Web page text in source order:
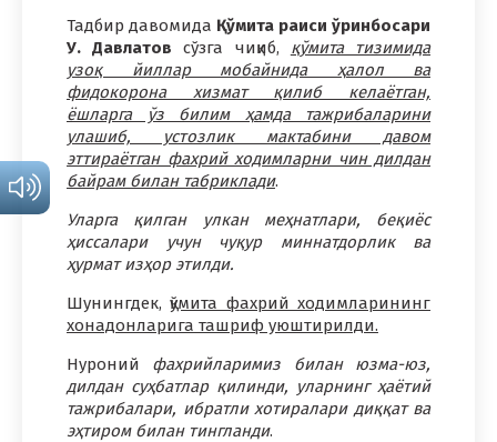
Тадбир давомида Қўмита раиси ўринбосари
У. Давлатов сўзга чиқиб, қўмита тизимида
узоқ йиллар мобайнида ҳалол ва
фидокорона хизмат қилиб келаётган,
ёшларга ўз билим ҳамда тажрибаларини
улашиб, устозлик мактабини давом
эттираётган фахрий ходимларни чин дилдан
байрам билан табриклади.
Уларга қилган улкан меҳнатлари, беқиёс
ҳиссалари учун чуқур миннатдорлик ва
ҳурмат изҳор этилди.
Шунингдек,қўмита фахрий ходимларининг
хонадонларига ташриф уюштирилди.
Нуроний фахрийларимиз билан юзма-юз,
дилдан суҳбатлар қилинди, уларнинг ҳаётий
тажрибалари, ибратли хотиралари диққат ва
эҳтиром билан тингланди.